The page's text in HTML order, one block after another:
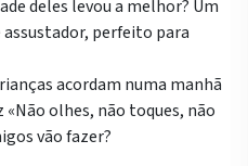
deles levou a melhor? Um
perfeito para
acordam numa manhã
olhes, não toques, não
vão fazer?